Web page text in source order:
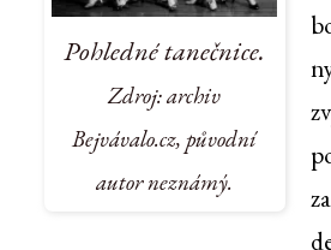
Pohledné tanečnice.
Zdroj: archiv
Bejvávalo.cz, původní
autor neznámý.